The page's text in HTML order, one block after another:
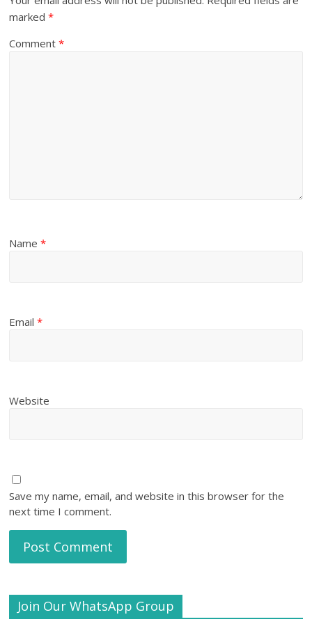
marked*
Comment*
Name*
Email*
Website
Save my name, email, and website in this browser for the
next time I comment.
Join Our WhatsApp Group